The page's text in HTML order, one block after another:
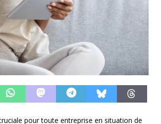
pour toute entreprise en situation de